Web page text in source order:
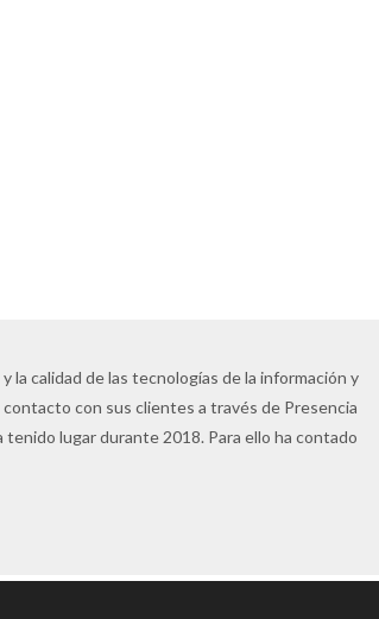
la calidad de las tecnologías de la información y
contacto con sus clientes a través de Presencia
tenido lugar durante 2018. Para ello ha contado